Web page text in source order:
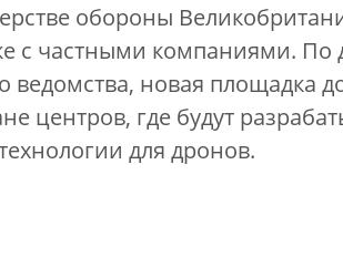
обороны
с частными компаниями.
ведомства, новая площадка
центров, где будут
для дронов.